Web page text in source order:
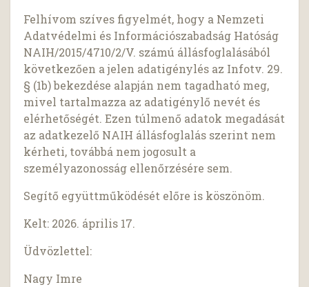
Felhívom szíves figyelmét, hogy a Nemzeti
Adatvédelmi és Információszabadság Hatóság
NAIH/2015/4710/2/V. számú állásfoglalásából
következően a jelen adatigénylés az Infotv. 29.
§ (1b) bekezdése alapján nem tagadható meg,
mivel tartalmazza az adatigénylő nevét és
elérhetőségét. Ezen túlmenő adatok megadását
az adatkezelő NAIH állásfoglalás szerint nem
kérheti, továbbá nem jogosult a
személyazonosság ellenőrzésére sem.
Segítő együttműködését előre is köszönöm.
Kelt: 2026. április 17.
Üdvözlettel:
Nagy Imre